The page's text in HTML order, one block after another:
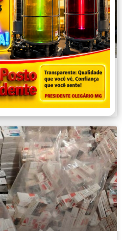
R$ 42 bi em
melhorias para os
de Minas